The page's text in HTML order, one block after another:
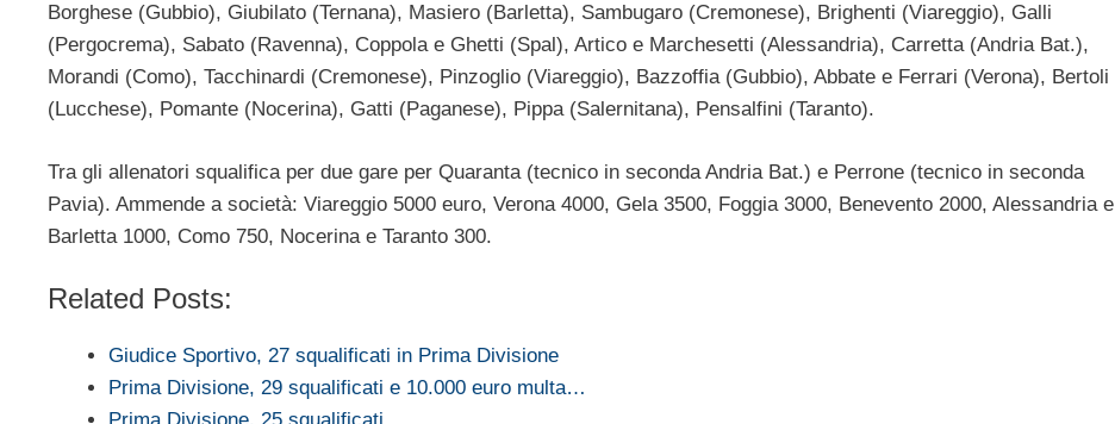
Borghese (Gubbio), Giubilato (Ternana), Masiero (Barletta), Sambugaro (Cremonese), Brighenti (Viareggio), Galli
(Pergocrema), Sabato (Ravenna), Coppola e Ghetti (Spal), Artico e Marchesetti (Alessandria), Carretta (Andria Bat.),
Morandi (Como), Tacchinardi (Cremonese), Pinzoglio (Viareggio), Bazzoffia (Gubbio), Abbate e Ferrari (Verona), Bertoli
(Lucchese), Pomante (Nocerina), Gatti (Paganese), Pippa (Salernitana), Pensalfini (Taranto).
Tra gli allenatori squalifica per due gare per Quaranta (tecnico in seconda Andria Bat.) e Perrone (tecnico in seconda
Pavia). Ammende a società: Viareggio 5000 euro, Verona 4000, Gela 3500, Foggia 3000, Benevento 2000, Alessandria e
Barletta 1000, Como 750, Nocerina e Taranto 300.
Related Posts:
Giudice Sportivo, 27 squalificati in Prima Divisione
Prima Divisione, 29 squalificati e 10.000 euro multa…